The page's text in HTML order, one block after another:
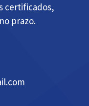
certificados,
prazo.